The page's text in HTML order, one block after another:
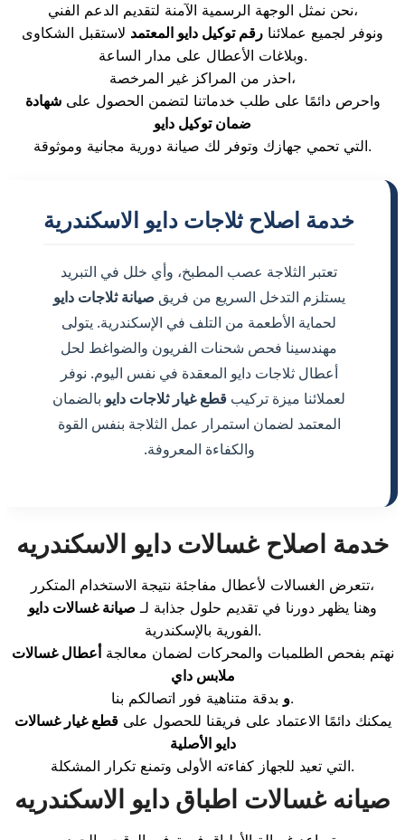
نحن نمثل الوجهة الرسمية الآمنة لتقديم الدعم الفني،
ونوفر لجميع عملائنا رقم توكيل دايو المعتمد لاستقبل الشكاوى
وبلاغات الأعطال على مدار الساعة.
احذر من المراكز غير المرخصة،
واحرص دائمًا على طلب خدماتنا لتضمن الحصول علىشهادة
ضمان توكيل دايو
التي تحمي جهازك وتوفر لك صيانة دورية مجانية وموثوقة.
خدمة اصلاح ثلاجات دايو الاسكندرية
تعتبر الثلاجة عصب المطبخ، وأي خلل في التبريد
يستلزم التدخل السريع من فريق صيانة ثلاجات دايو
لحماية الأطعمة من التلف في الإسكندرية. يتولى
مهندسينا فحص شحنات الفريون والضواغط لحل
أعطال ثلاجات دايو المعقدة في نفس اليوم. نوفر
لعملائنا ميزة تركيب قطع غيار ثلاجات دايو بالضمان
المعتمد لضمان استمرار عمل الثلاجة بنفس القوة
والكفاءة المعروفة.
خدمة اصلاح غسالات دايو الاسكندريه
تتعرض الغسالات لأعطال مفاجئة نتيجة الاستخدام المتكرر،
وهنا يظهر دورنا في تقديم حلول جذابة لـ صيانة غسالات دايو
الفورية بالإسكندرية.
نهتم بفحص الطلمبات والمحركات لضمان معالجة أعطال غسالات
ملابس داي
وبدقة متناهية فور اتصالكم بنا.
يمكنك دائمًا الاعتماد على فريقنا للحصول علىقطع غيار غسالات
دايو الأصلية
التي تعيد للجهاز كفاءته الأولى وتمنع تكرار المشكلة.
صيانه غسالات اطباق دايو الاسكندريه